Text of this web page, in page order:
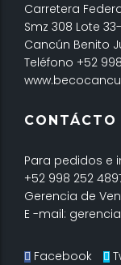
Carretera
Smz 308 Lote
Cancún Benito
Teléfono +52
CONTÁCTO
Para pedidos e
+52 998 252
Gerencia de
E -mail:
Facebook